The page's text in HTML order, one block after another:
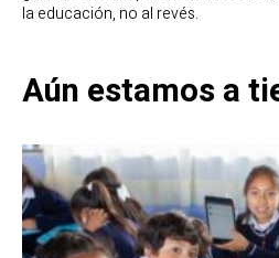
la educación, no al revés.
Aún estamos a